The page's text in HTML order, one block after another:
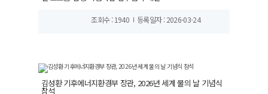
조회수 : 1940 등록일자 : 2026-03-24
김성환 기후에너지환경부 장관, 2026년 세계 물의 날 기념식
참석